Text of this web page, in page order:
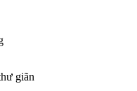
giãn